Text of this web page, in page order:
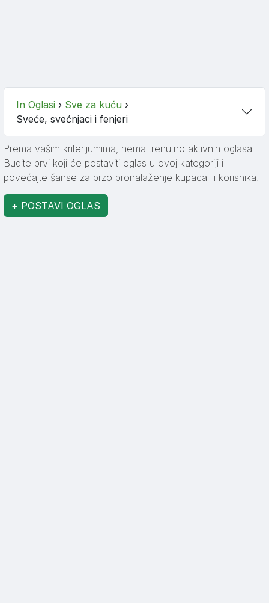
In Oglasi › Sve za kuću ›
Sveće, svećnjaci i fenjeri
Prema vašim kriterijumima, nema trenutno aktivnih oglasa.
Budite prvi koji će postaviti oglas u ovoj kategoriji i
povećajte šanse za brzo pronalaženje kupaca ili korisnika.
+ POSTAVI OGLAS